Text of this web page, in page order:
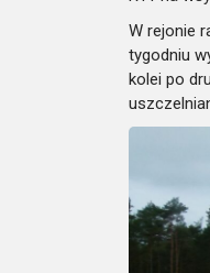
W rejonie
tygodniu
kolei po